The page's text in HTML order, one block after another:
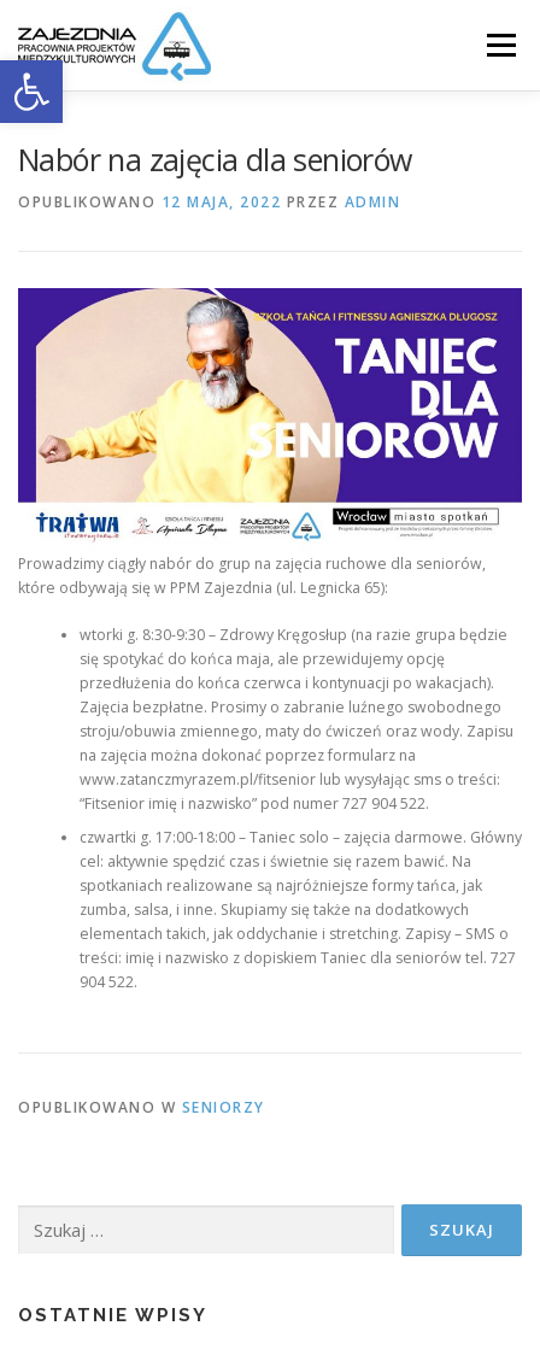
Otwórz pasek narzędzi
treści
Menu
KONTAKT COOKIES DOSTĘPNOŚĆ
Nabór na zajęcia dla seniorów
OPUBLIKOWANO 12 MAJA, 2022 PRZEZ ADMIN
Prowadzimy ciągły nabór do grup na zajęcia ruchowe dla seniorów,
które odbywają się w PPM Zajezdnia (ul. Legnicka 65):
wtorki g. 8:30-9:30 – Zdrowy Kręgosłup (na razie grupa będzie
się spotykać do końca maja, ale przewidujemy opcję
przedłużenia do końca czerwca i kontynuacji po wakacjach).
Zajęcia bezpłatne. Prosimy o zabranie luźnego swobodnego
stroju/obuwia zmiennego, maty do ćwiczeń oraz wody. Zapisu
na zajęcia można dokonać poprzez formularz na
www.zatanczmyrazem.pl/fitsenior lub wysyłając sms o treści:
“Fitsenior imię i nazwisko” pod numer 727 904 522.
czwartki g. 17:00-18:00 – Taniec solo – zajęcia darmowe. Główny
cel: aktywnie spędzić czas i świetnie się razem bawić. Na
spotkaniach realizowane są najróżniejsze formy tańca, jak
zumba, salsa, i inne. Skupiamy się także na dodatkowych
elementach takich, jak oddychanie i stretching. Zapisy – SMS o
treści: imię i nazwisko z dopiskiem Taniec dla seniorów tel. 727
904 522.
OPUBLIKOWANO W SENIORZY
OSTATNIE WPISY